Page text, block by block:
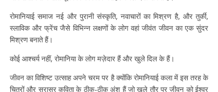
रोमानियाई समाज नई और पुरानी संस्कृति, नवाचारों का मिश्रण है, और तुर्की,
स्लाविक और फ्रेंच जैसे विभिन्न लक्षणों के लोग वहां जीवंत जीवन का एक सुंदर
मिश्रण बनाते हैं।
कोई आश्चर्य नहीं, रोमानिया के लोग मज़ेदार हैं और खुले दिल के हैं।
जीवन का विशिष्ट उत्साह अपने चरम पर है क्योंकि रोमानियाई कला में इस तरह के
चित्रों और सरासर कविता के ठीक-ठीक अंश हैं जो खुले तौर पर जीवन को ईश्वर